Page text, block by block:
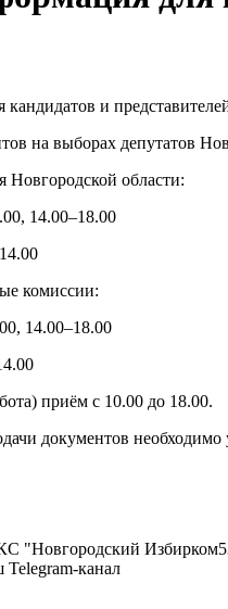
и
на выборах депутатов
Новгородской области:
14.00–18.00
комиссии:
14.00–18.00
приём с 10.00 до 18.00.
документов
"Новгородский
канал